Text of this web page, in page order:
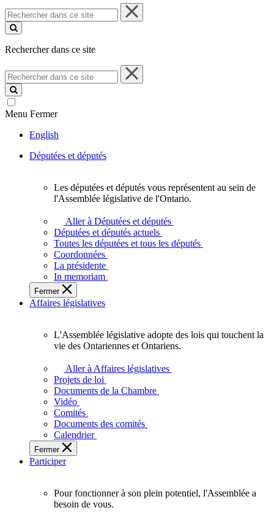
Rechercher
dans
ce
Rechercher dans ce site
Rechercher
dans
ce
site
Menu Fermer
English
Députées et députés
députés
vous
représentent
sein
de
l'Assemblée
législative
l'Ontario.
Les députées et députés vous représentent au sein de
l'Assemblée législative de l'Ontario.
Aller à Députées et députés
Députées et députés actuels
Toutes les députées et tous les députés
Coordonnées
La présidente
In memoriam
Fermer
Affaires législatives
L'Assemblée
adopte
touchent
des
Ontariennes
et
L'Assemblée législative adopte des lois qui touchent la
vie des Ontariennes et Ontariens.
Aller à Affaires législatives
Projets de loi
Documents de la Chambre
Vidéo
Comités
Documents des comités
Calendrier
Fermer
Participer
Pour fonctionner à son plein potentiel, l'Assemblée a
besoin de vous.